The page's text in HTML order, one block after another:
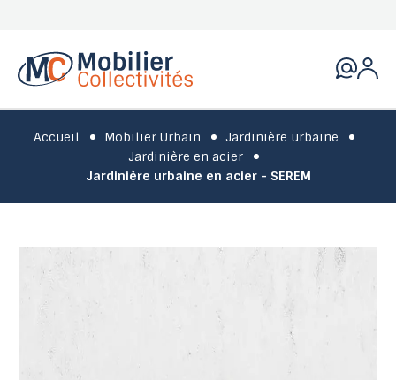
Accueil Mobilier Urbain
Jardinière urbaine
Jardinière en acier
Jardinière urbaine en acier - SEREM